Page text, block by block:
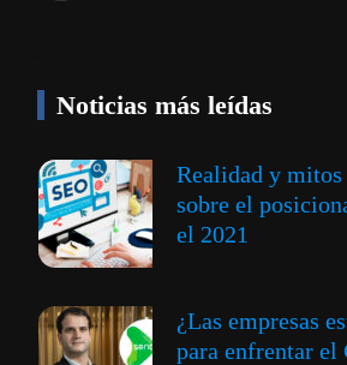
Noticias más leídas
Realidad y mitos
sobre el
el 2021
¿Las empresas
para enfrentar el